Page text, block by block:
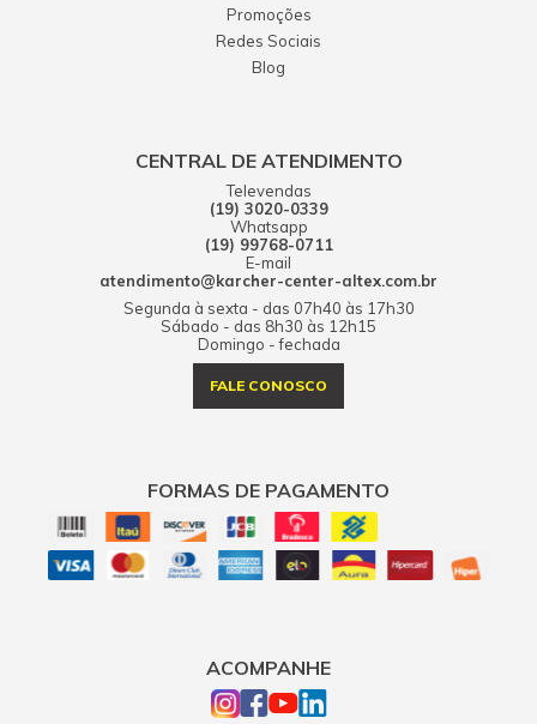
Promoções
Redes Sociais
Blog
CENTRAL DE ATENDIMENTO
Televendas
(19) 3020-0339
Whatsapp
(19) 99768-0711
E-mail
atendimento@karcher-center-altex.com.br
Segunda à sexta - das 07h40 às 17h30
Sábado - das 8h30 às 12h15
Domingo - fechada
FALE CONOSCO
FORMAS DE PAGAMENTO
ACOMPANHE